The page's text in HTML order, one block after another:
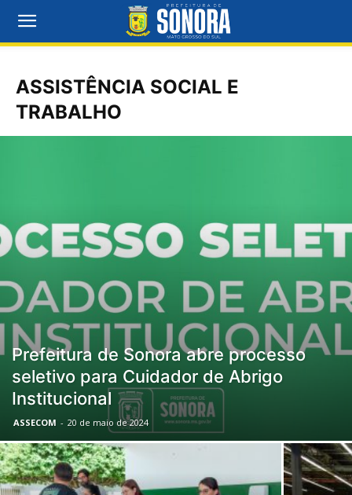
ASSISTÊNCIA SOCIAL E
TRABALHO
Prefeitura de Sonora abre processo
seletivo para Cuidador de Abrigo
Institucional
ASSECOM - 20 de maio de 2024